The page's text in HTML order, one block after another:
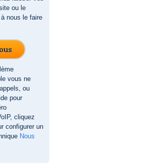
ou le
nous le faire
vous ne
ou
pour
cliquez
configurer un
Nous